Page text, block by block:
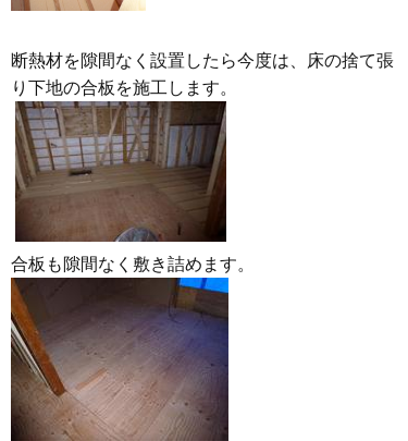
断熱材を隙間なく設置したら今度は、床の捨て張
り下地の合板を施工します。
合板も隙間なく敷き詰めます。